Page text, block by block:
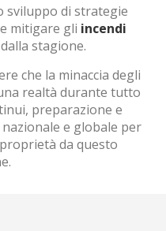
sviluppo di strategie
mitigare gli incendi
stagione.
che la minaccia degli
realtà durante tutto
preparazione e
e globale per
da questo